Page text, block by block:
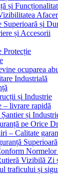
și
și
și Accesorii
Protecție
ocuparea
Industrială
și Industrie
– livrare rapidă
și
pe Orice
– Calitate
Superioară
Normelor
Vizibilă Zi
traficului și